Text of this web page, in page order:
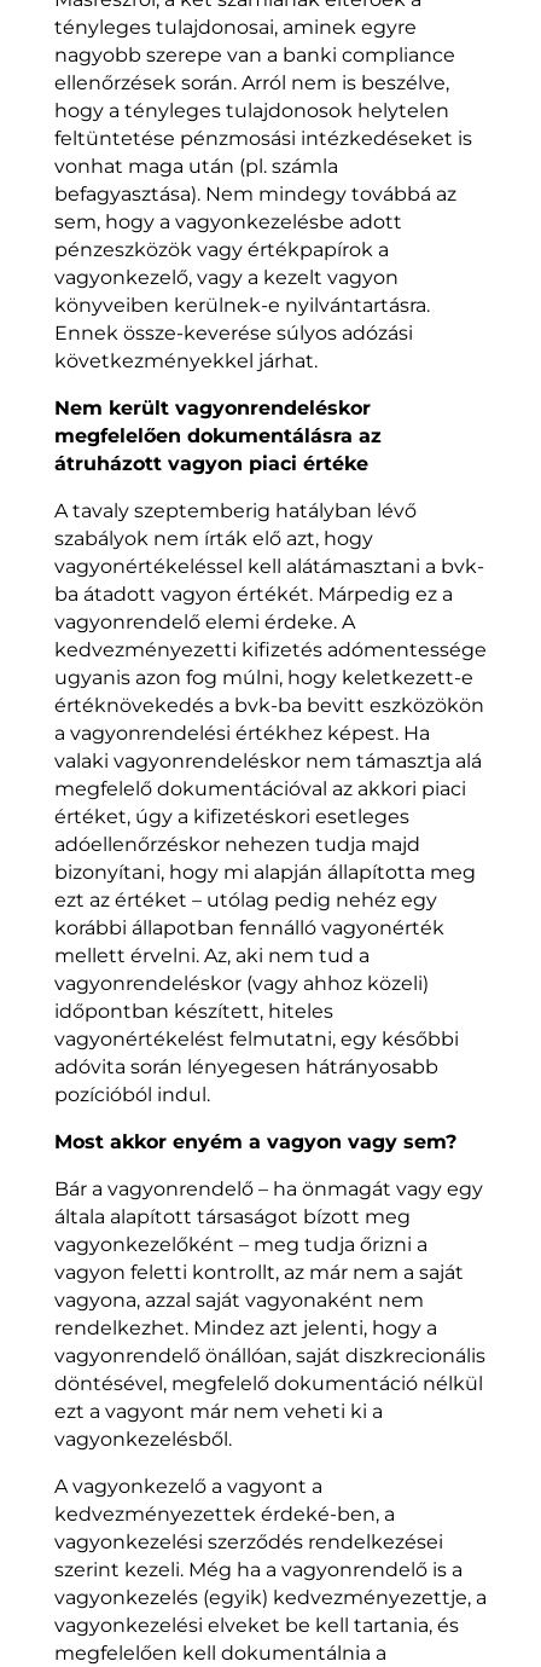
tényleges tulajdonosai, aminek egyre
nagyobb szerepe van a banki compliance
ellenőrzések során. Arról nem is beszélve,
hogy a tényleges tulajdonosok helytelen
feltüntetése pénzmosási intézkedéseket is
vonhat maga után (pl. számla
befagyasztása). Nem mindegy továbbá az
sem, hogy a vagyonkezelésbe adott
pénzeszközök vagy értékpapírok a
vagyonkezelő, vagy a kezelt vagyon
könyveiben kerülnek-e nyilvántartásra.
Ennek össze-keverése súlyos adózási
következményekkel járhat.
Nem került vagyonrendeléskor
megfelelően dokumentálásra az
átruházott vagyon piaci értéke
A tavaly szeptemberig hatályban lévő
szabályok nem írták elő azt, hogy
vagyonértékeléssel kell alátámasztani a bvk-
ba átadott vagyon értékét. Márpedig ez a
vagyonrendelő elemi érdeke. A
kedvezményezetti kifizetés adómentessége
ugyanis azon fog múlni, hogy keletkezett-e
értéknövekedés a bvk-ba bevitt eszközökön
a vagyonrendelési értékhez képest. Ha
valaki vagyonrendeléskor nem támasztja alá
megfelelő dokumentációval az akkori piaci
értéket, úgy a kifizetéskori esetleges
adóellenőrzéskor nehezen tudja majd
bizonyítani, hogy mi alapján állapította meg
ezt az értéket – utólag pedig nehéz egy
korábbi állapotban fennálló vagyonérték
mellett érvelni. Az, aki nem tud a
vagyonrendeléskor (vagy ahhoz közeli)
időpontban készített, hiteles
vagyonértékelést felmutatni, egy későbbi
adóvita során lényegesen hátrányosabb
pozícióból indul.
Most akkor enyém a vagyon vagy sem?
Bár a vagyonrendelő – ha önmagát vagy egy
általa alapított társaságot bízott meg
vagyonkezelőként – meg tudja őrizni a
vagyon feletti kontrollt, az már nem a saját
vagyona, azzal saját vagyonaként nem
rendelkezhet. Mindez azt jelenti, hogy a
vagyonrendelő önállóan, saját diszkrecionális
döntésével, megfelelő dokumentáció nélkül
ezt a vagyont már nem veheti ki a
vagyonkezelésből.
A vagyonkezelő a vagyont a
kedvezményezettek érdeké-ben, a
vagyonkezelési szerződés rendelkezései
szerint kezeli. Még ha a vagyonrendelő is a
vagyonkezelés (egyik) kedvezményezettje, a
vagyonkezelési elveket be kell tartania, és
megfelelően kell dokumentálnia a